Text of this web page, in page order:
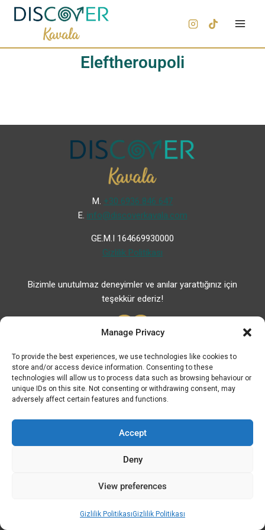
Manage Privacy
To provide the best experiences, we use technologies like cookies to
store and/or access device information. Consenting to these
technologies will allow us to process data such as browsing behaviour or
unique IDs on this site. Not consenting or withdrawing consent, may
adversely affect certain features and functions.
Accept
Deny
View preferences
Gizlilik PolitikasıGizlilik Politikası
Eleftheroupoli
Μ. +30 6936 846 647
Ε. info@discoverkavala.com
GE.M.I 164669930000
Gizlilik Politikası
Bizimle unutulmaz deneyimler ve anılar yarattığınız için
teşekkür ederiz!
Faydalı Bağlantılar
Faydalı Telefonlar
Hastaneler
Yakıt Fiyatları
ATM – BANKALAR
Elegance